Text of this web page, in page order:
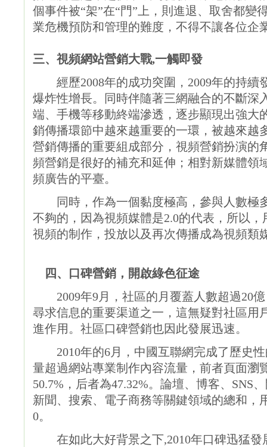
個事件被“架”在“門”上，則進退、取舍都變
業危機預防和管理的難度，不得不讓各位企
三、視頻網站營銷大戰,一觸即發
經歷2008年的成功突圍，2009年的持續
爆炸性增長。同時伴隨著三網融合的不斷深
端、手機等移動終端滲透，逐步顯現出強大
銷傳播環節中越來越重要的一環，被越來越
營銷傳播的重要組成部分，視頻營銷扮演的
頻營銷是很好的補充和延伸；相對新媒體領
頻廣告的平臺。
同時，作為一個黏度極高，參與人數極
不夠的，因為視頻媒體是2.0的代表，所以
視頻的制作，投放以及再次傳播成為視頻類
四、口碑營銷，開啟綠色征途
2009年9月，社區的月覆蓋人數超過20億
尋求信息的重要渠道之一，這無疑對社區用
進作用。社區口碑營銷也因此發展迅速。
2010年的6月，中國互聯網完成了歷史性
量超過網站專業制作內容流量，前者頁面瀏
50.7%，后者為47.32%。論壇、博客、SNS
新聞、搜索、電子商務等關鍵領域的總和，
0。
在如此大好背景之下,2010年口碑迅猛發